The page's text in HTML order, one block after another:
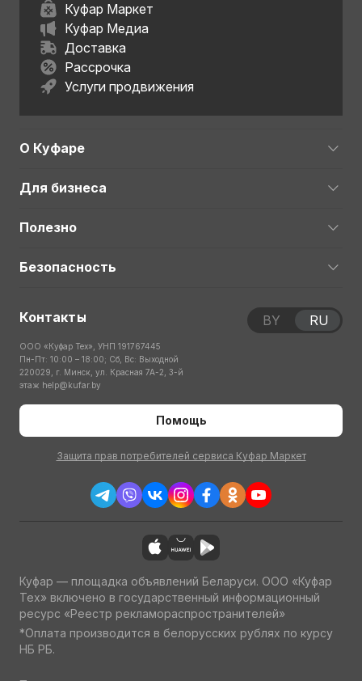
Куфар Маркет
Куфар Медиа
Доставка
Рассрочка
Услуги продвижения
О Куфаре
Для бизнеса
Полезно
Безопасность
Контакты
ООО «Куфар Тех», УНП 191767445
Пн-Пт: 10:00 – 18:00; Сб, Вс: Выходной
220029, г. Минск, ул. Красная 7А-2, 3-й
этаж help@kufar.by
Помощь
Защита прав потребителей сервиса Куфар Маркет
BY RU
Куфар — площадка объявлений Беларуси. ООО «Куфар
Тех» включено в государственный информационный
ресурс «Реестр рекламораспространителей»
*Оплата производится в белорусских рублях по курсу
НБ РБ.